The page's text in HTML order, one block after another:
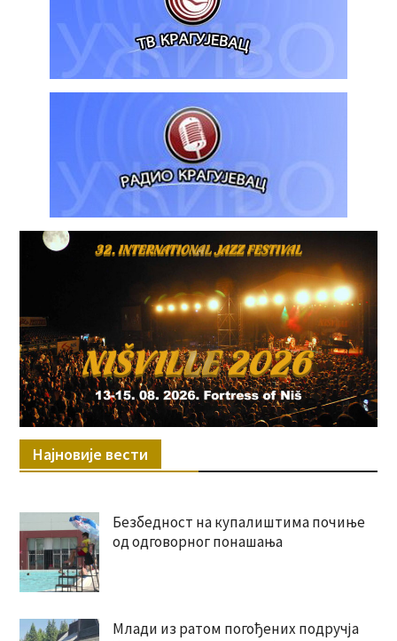
Најновије вести
Безбедност на купалиштима почиње
од одговорног понашања
Млади из ратом погођених подручја